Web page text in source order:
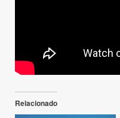
Relacionado